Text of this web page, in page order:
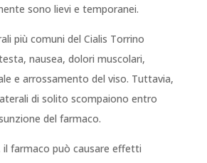
sono lievi e temporanei.
più comuni del Cialis Torrino
nausea, dolori muscolari,
e arrossamento del viso. Tuttavia,
di solito scompaiono entro
del farmaco.
il farmaco può causare effetti